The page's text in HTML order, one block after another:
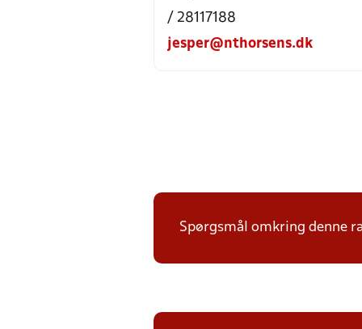
/ 28117188
jesper@nthorsens.dk
Spørgsmål omkring denne